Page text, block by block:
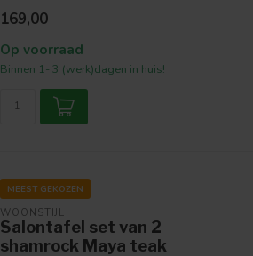
169,00
Op voorraad
Binnen 1- 3 (werk)dagen in huis!
MEEST GEKOZEN
WOONSTIJL
Salontafel set van 2
shamrock Maya teak